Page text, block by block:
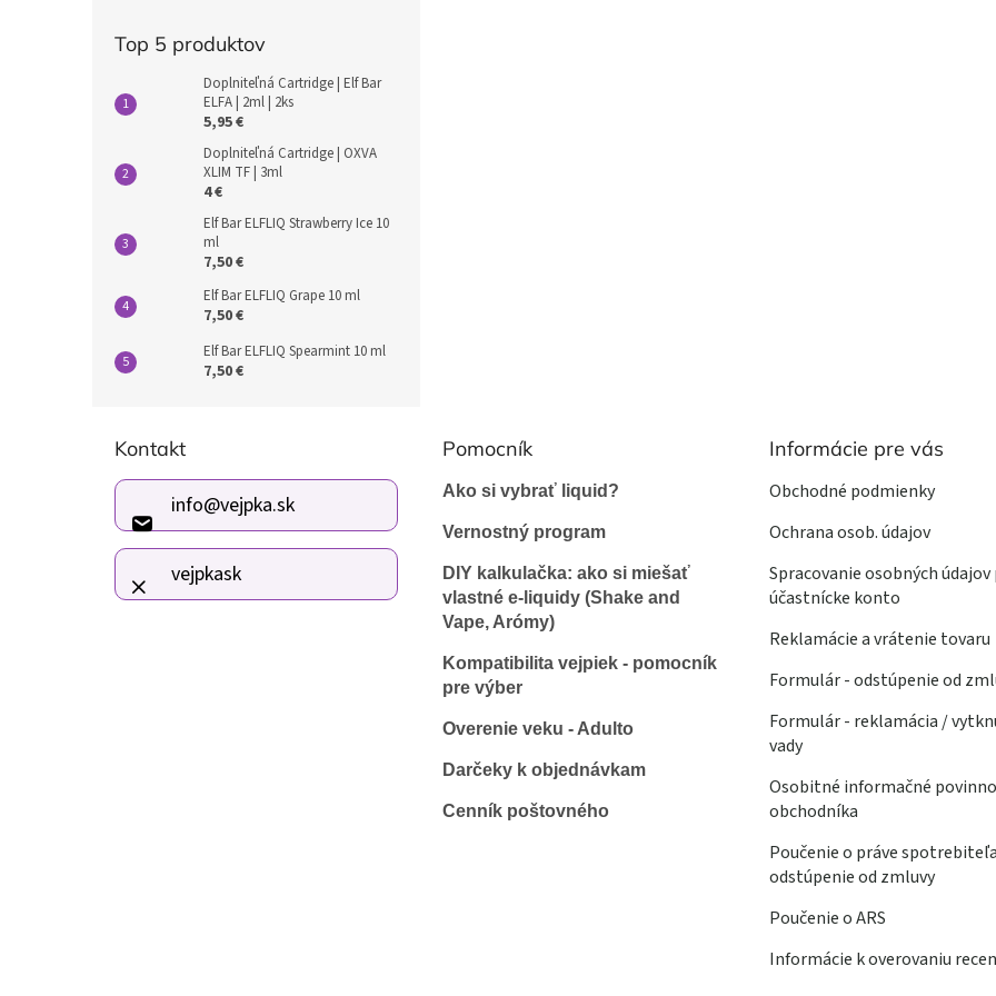
Top 5 produktov
Doplniteľná Cartridge | Elf Bar
ELFA | 2ml | 2ks
5,95 €
Doplniteľná Cartridge | OXVA
XLIM TF | 3ml
4 €
Elf Bar ELFLIQ Strawberry Ice 10
ml
7,50 €
Elf Bar ELFLIQ Grape 10 ml
7,50 €
Elf Bar ELFLIQ Spearmint 10 ml
7,50 €
Kontakt
info@vejpka.sk
vejpkask
Pomocník
Ako si vybrať liquid?
Vernostný program
DIY kalkulačka: ako si miešať
vlastné e-liquidy (Shake and
Vape, Arómy)
Kompatibilita vejpiek - pomocník
pre výber
Overenie veku - Adulto
Darčeky k objednávkam
Cenník poštovného
Informácie pre vás
Obchodné podmienky
Ochrana osob. údajov
Spracovanie osobných údajov
účastnícke konto
Reklamácie a vrátenie tovaru
Formulár - odstúpenie od
Formulár - reklamácia /
vady
Osobitné informačné
obchodníka
Poučenie o práve
odstúpenie od zmluvy
Poučenie o ARS
Informácie k overovaniu